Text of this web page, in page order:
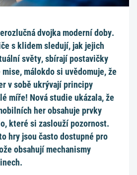
dvojka moderní doby.
s klidem sledují, jak jejich
světy, sbírají postavičky
málokdo si uvědomuje, že
v sobě ukrývají principy
míře! Nová studie ukázala, že
her obsahuje prvky
které si zaslouží pozornost.
hry jsou často dostupné pro
obsahují mechanismy